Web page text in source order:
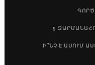
5
Ի՞ՆՉ Է ԱՍՈՒՄ